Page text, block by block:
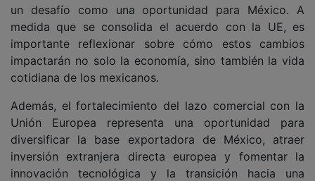
un desafío como una oportunidad para México. A
medida que se consolida el acuerdo con la UE, es
importante reflexionar sobre cómo estos cambios
impactarán no solo la economía, sino también la vida
cotidiana de los mexicanos.
Además, el fortalecimiento del lazo comercial con la
Unión Europea representa una oportunidad para
diversificar la base exportadora de México, atraer
inversión extranjera directa europea y fomentar la
innovación tecnológica y la transición hacia una